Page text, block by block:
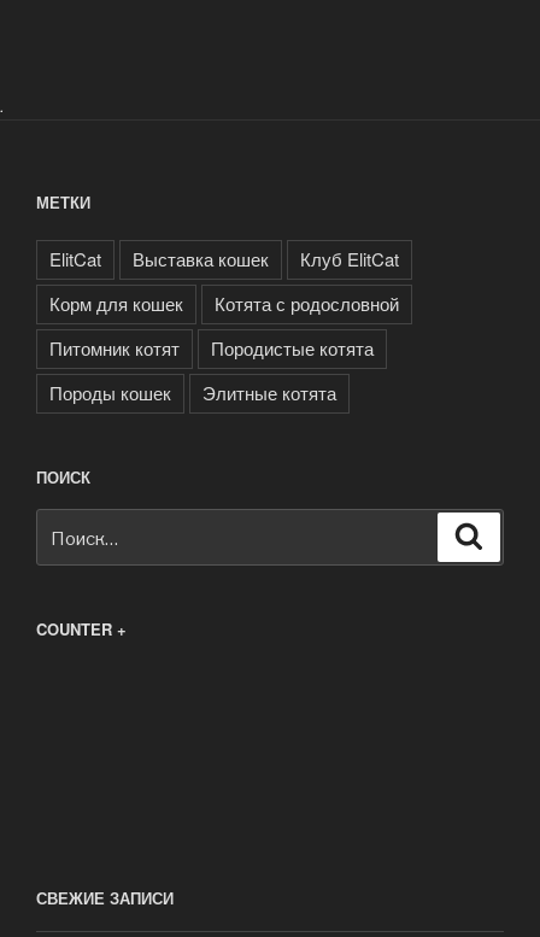
.
МЕТКИ
ElitCat Выставка кошек
Клуб ElitCat
Корм для кошек
Котята с родословной
Питомник котят
Породистые котята
Породы кошек
Элитные котята
ПОИСК
COUNTER +
СВЕЖИЕ ЗАПИСИ